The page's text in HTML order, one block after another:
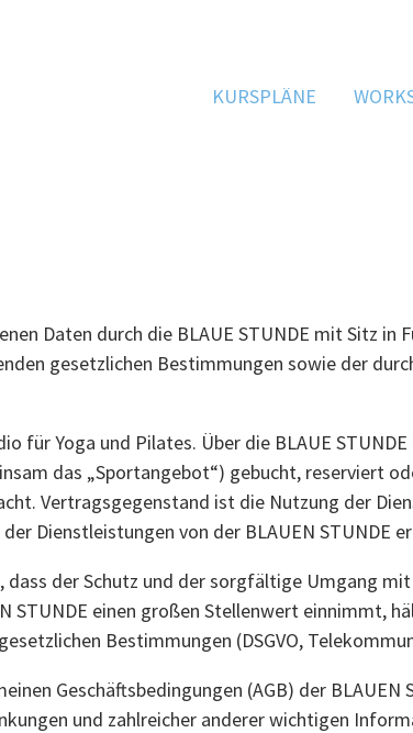
KURSPLÄNE
Daten durch die BLAUE STUNDE mit Sitz in
gesetzlichen Bestimmungen sowie der
für Yoga und Pilates. Über die BLAUE
das „Sportangebot“) gebucht, reserviert
Vertragsgegenstand ist die Nutzung der
Dienstleistungen von der BLAUEN STUNDE
dass der Schutz und der sorgfältige Umgang
STUNDE einen großen Stellenwert einnimmt,
Bestimmungen (DSGVO,
Geschäftsbedingungen (AGB) der
und zahlreicher anderer wichtigen